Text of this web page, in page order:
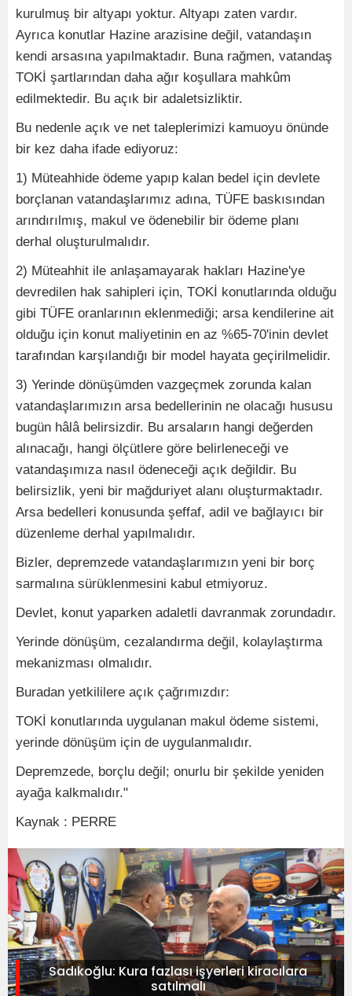
kurulmuş bir altyapı yoktur. Altyapı zaten vardır.
Ayrıca konutlar Hazine arazisine değil, vatandaşın
kendi arsasına yapılmaktadır. Buna rağmen, vatandaş
TOKİ şartlarından daha ağır koşullara mahkûm
edilmektedir. Bu açık bir adaletsizliktir.
Bu nedenle açık ve net taleplerimizi kamuoyu önünde
bir kez daha ifade ediyoruz:
1) Müteahhide ödeme yapıp kalan bedel için devlete
borçlanan vatandaşlarımız adına, TÜFE baskısından
arındırılmış, makul ve ödenebilir bir ödeme planı
derhal oluşturulmalıdır.
2) Müteahhit ile anlaşamayarak hakları Hazine'ye
devredilen hak sahipleri için, TOKİ konutlarında olduğu
gibi TÜFE oranlarının eklenmediği; arsa kendilerine ait
olduğu için konut maliyetinin en az %65-70'inin devlet
tarafından karşılandığı bir model hayata geçirilmelidir.
3) Yerinde dönüşümden vazgeçmek zorunda kalan
vatandaşlarımızın arsa bedellerinin ne olacağı hususu
bugün hâlâ belirsizdir. Bu arsaların hangi değerden
alınacağı, hangi ölçütlere göre belirleneceği ve
vatandaşımıza nasıl ödeneceği açık değildir. Bu
belirsizlik, yeni bir mağduriyet alanı oluşturmaktadır.
Arsa bedelleri konusunda şeffaf, adil ve bağlayıcı bir
düzenleme derhal yapılmalıdır.
Bizler, depremzede vatandaşlarımızın yeni bir borç
sarmalına sürüklenmesini kabul etmiyoruz.
Devlet, konut yaparken adaletli davranmak zorundadır.
Yerinde dönüşüm, cezalandırma değil, kolaylaştırma
mekanizması olmalıdır.
Buradan yetkililere açık çağrımızdır:
TOKİ konutlarında uygulanan makul ödeme sistemi,
yerinde dönüşüm için de uygulanmalıdır.
Depremzede, borçlu değil; onurlu bir şekilde yeniden
ayağa kalkmalıdır."
Kaynak : PERRE
Sadıkoğlu: Kura fazlası işyerleri kiracılara
satılmalı